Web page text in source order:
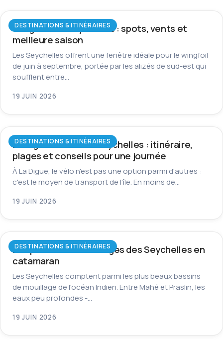
DESTINATIONS & ITINÉRAIRES
Wingfoil aux Seychelles : spots, vents et
meilleure saison
Les Seychelles offrent une fenêtre idéale pour le wingfoil
de juin à septembre, portée par les alizés de sud-est qui
soufflent entre…
19 JUIN 2026
DESTINATIONS & ITINÉRAIRES
La Digue à vélo aux Seychelles : itinéraire,
plages et conseils pour une journée
À La Digue, le vélo n'est pas une option parmi d'autres :
c'est le moyen de transport de l'île. En moins de…
19 JUIN 2026
DESTINATIONS & ITINÉRAIRES
Les plus beaux mouillages des Seychelles en
catamaran
Les Seychelles comptent parmi les plus beaux bassins
de mouillage de l'océan Indien. Entre Mahé et Praslin, les
eaux peu profondes -…
19 JUIN 2026